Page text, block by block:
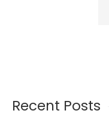
Recent Posts